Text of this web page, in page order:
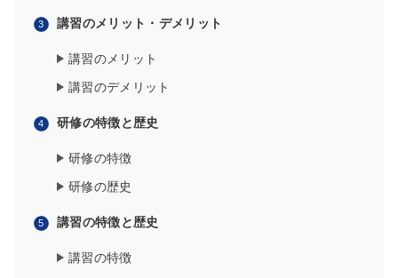
講習のメリット・デメリット
講習のメリット
講習のデメリット
研修の特徴と歴史
研修の特徴
研修の歴史
講習の特徴と歴史
講習の特徴